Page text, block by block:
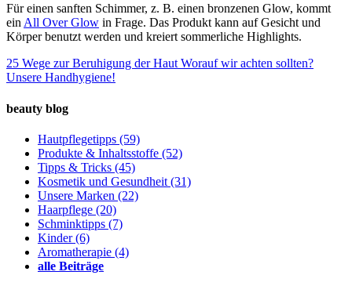
Für einen sanften Schimmer, z. B. einen bronzenen Glow, kommt
einAll Over Glow in Frage. Das Produkt kann auf Gesicht und
Körper benutzt werden und kreiert sommerliche Highlights.
25 Wege zur Beruhigung der Haut Worauf wir achten sollten?
Unsere Handhygiene!
beauty blog
Hautpflegetipps (59)
Produkte & Inhaltsstoffe (52)
Tipps & Tricks (45)
Kosmetik und Gesundheit (31)
Unsere Marken (22)
Haarpflege (20)
Schminktipps (7)
Kinder(6)
Aromatherapie (4)
alle Beiträge